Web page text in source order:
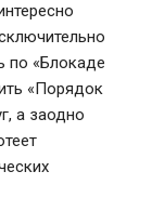
по «Блокаде
«Порядок
а заодно